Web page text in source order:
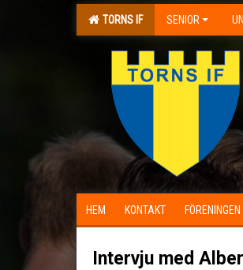
TORNS IF SENIOR
HEM KONTAKT FÖRENINGEN
Intervju med